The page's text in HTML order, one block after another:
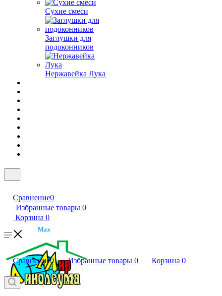
Сухие смеси
Заглушки для
подоконников
Нержавейка Лука
Сравнение0
Избранные товары 0
Корзина 0
Max
Сравнение0 Избранные товары 0 Корзина 0